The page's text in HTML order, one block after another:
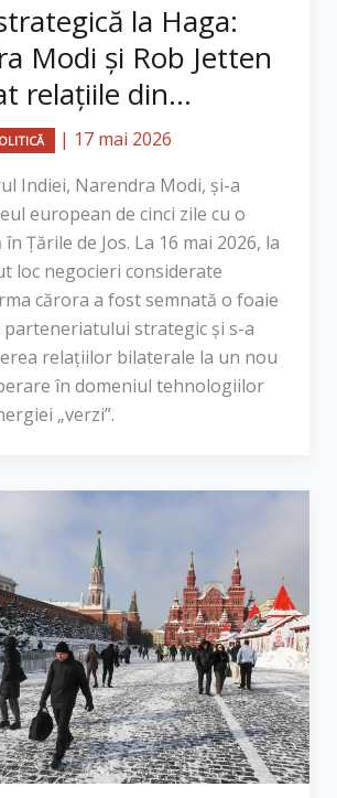
la Haga:
Modi și Rob Jetten
relațiile din...
| 17 mai 2026
Indiei, Narendra Modi, și-a
european de cinci zile cu o
Țările de Jos. La 16 mai 2026, la
loc negocieri considerate
cărora a fost semnată o foaie
parteneriatului strategic și s-a
relațiilor bilaterale la un nou
în domeniul tehnologiilor
„verzi”.